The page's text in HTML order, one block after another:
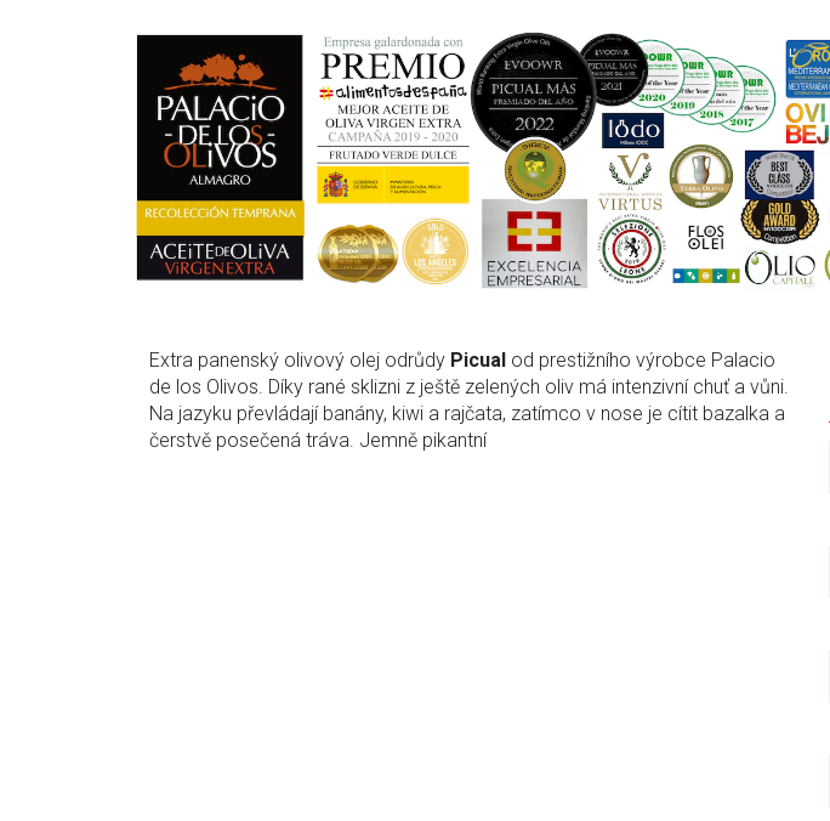
Extra panenský olivový olej odrůdy Picual od prestižního výrobce Palacio
de los Olivos. Díky rané sklizni z ještě zelených oliv má intenzivní chuť a vůni.
Na jazyku převládají banány, kiwi a rajčata, zatímco v nose je cítit bazalka a
čerstvě posečená tráva. Jemně pikantní